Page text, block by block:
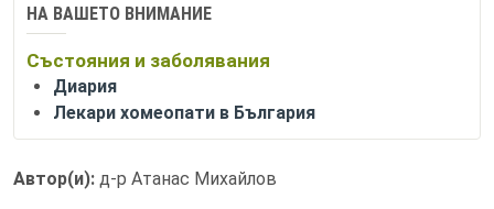
НА ВАШЕТО ВНИМАНИЕ
Състояния и заболявания
Диария
Лекари хомеопати в България
Автор(и): д-р Атанас Михайлов